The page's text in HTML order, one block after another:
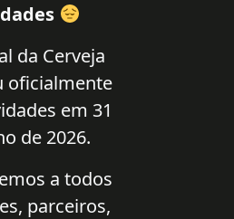
da Cerveja
oficialmente
em 31
de 2026.
a todos
parceiros,